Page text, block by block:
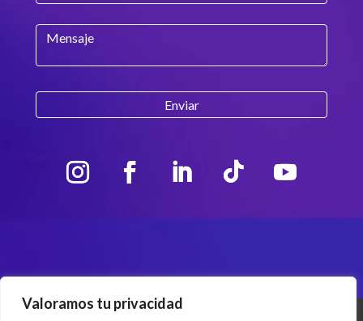
Valoramos tu privacidad